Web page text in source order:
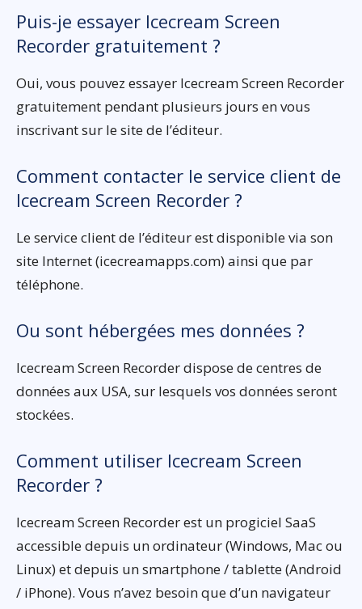
Puis-je essayer Icecream Screen
Recorder gratuitement ?
Oui, vous pouvez essayer Icecream Screen Recorder
gratuitement pendant plusieurs jours en vous
inscrivant sur le site de l’éditeur.
Comment contacter le service client de
Icecream Screen Recorder ?
Le service client de l’éditeur est disponible via son
site Internet (icecreamapps.com) ainsi que par
téléphone.
Ou sont hébergées mes données ?
Icecream Screen Recorder dispose de centres de
données aux USA, sur lesquels vos données seront
stockées.
Comment utiliser Icecream Screen
Recorder ?
Icecream Screen Recorder est un progiciel SaaS
accessible depuis un ordinateur (Windows, Mac ou
Linux) et depuis un smartphone / tablette (Android
/ iPhone). Vous n’avez besoin que d’un navigateur